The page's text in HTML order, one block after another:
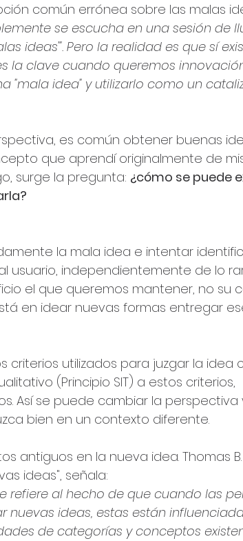
común errónea sobre las malas
se escucha en una sesión de
ideas'". Pero la realidad es que sí
la clave cuando queremos
"mala idea" y utilizarlo como un
es común obtener buenas
que aprendí originalmente de
surge la pregunta: ¿cómo se puede
la mala idea e intentar
usuario, independientemente de lo
el que queremos mantener, no su
en idear nuevas formas entregar
criterios utilizados para juzgar la idea
(Principio SIT) a estos criterios,
Así se puede cambiar la
bien en un contexto diferente.
antiguos en la nueva idea. Thomas
ideas", señala:
refiere al hecho de que cuando las
nuevas ideas, estas están
de categorías y conceptos